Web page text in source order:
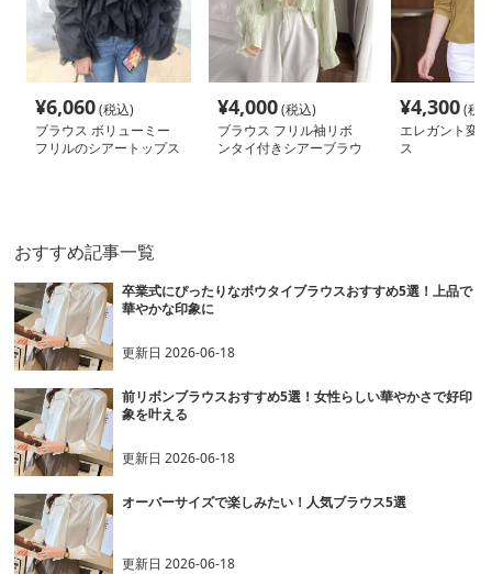
¥6,060(税込)
ブラウス ボリューミー
フリルのシアートップス
¥4,000(税込)
ブラウス フリル袖リボ
ンタイ付きシアーブラウ
¥4,300(税
エレガント変
ス
おすすめ記事一覧
卒業式にぴったりなボウタイブラウスおすすめ5選！上品で
華やかな印象に
更新日2026-06-18
前リボンブラウスおすすめ5選！女性らしい華やかさで好印
象を叶える
更新日2026-06-18
オーバーサイズで楽しみたい！人気ブラウス5選
更新日2026-06-18